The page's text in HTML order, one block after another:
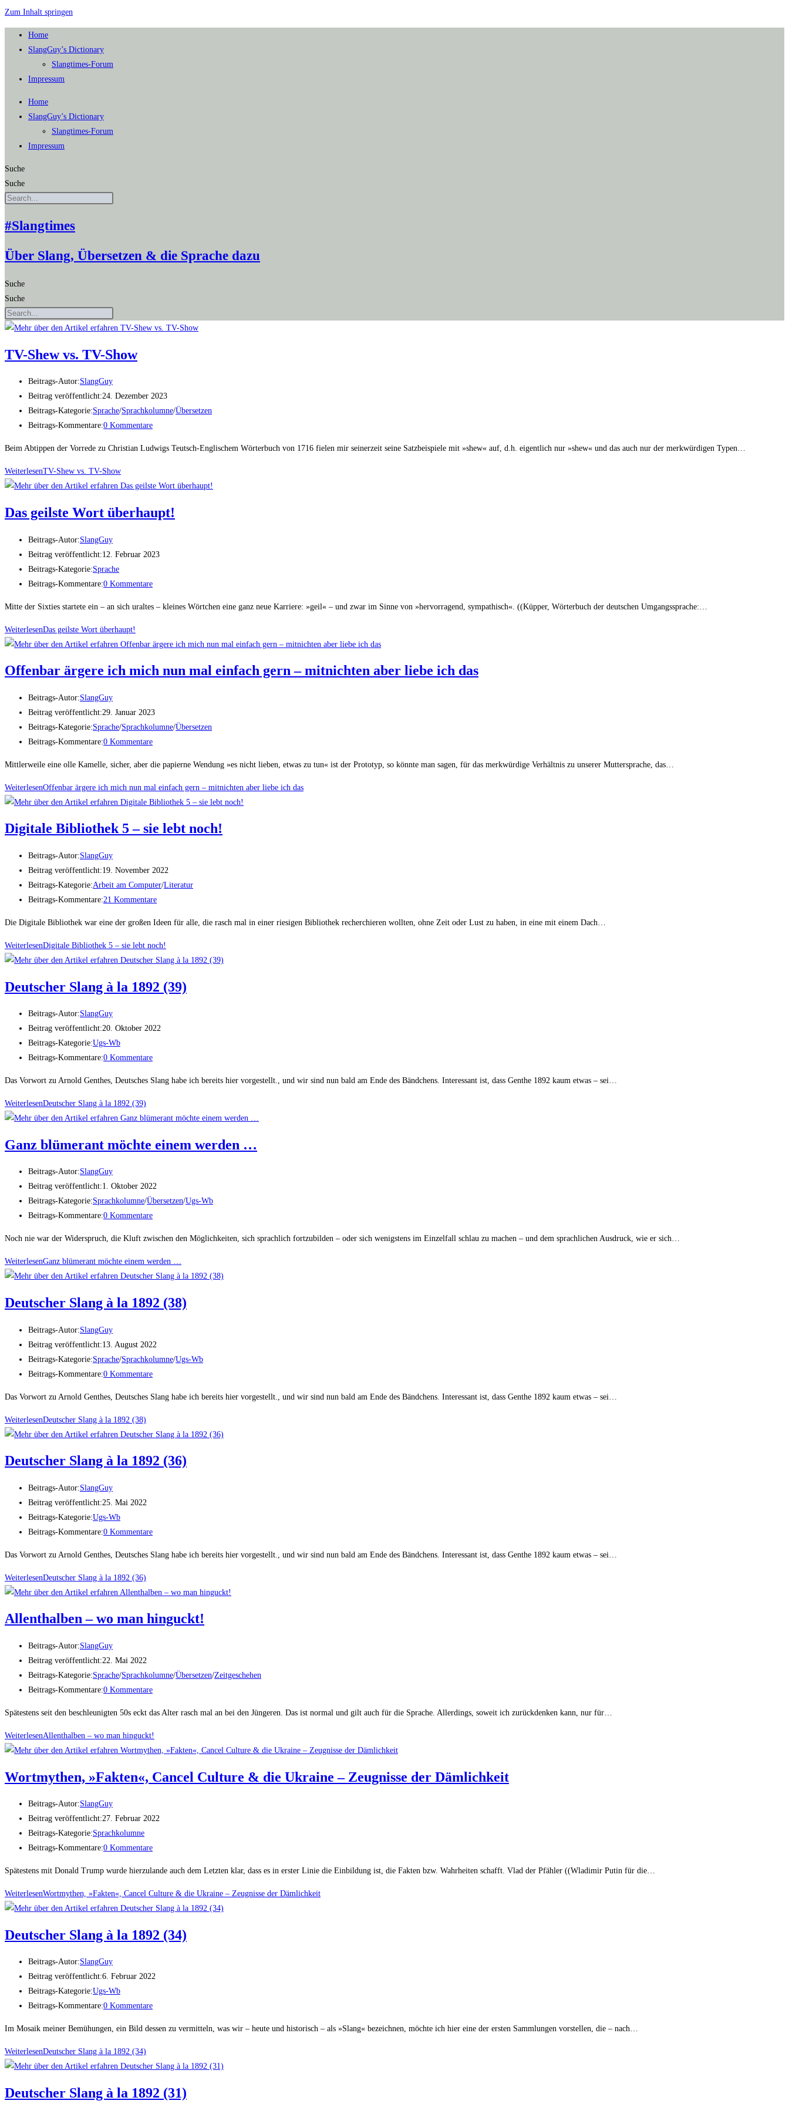
Zum Inhalt springen
Home
SlangGuy’s Dic­tion­a­ry
Slang­times-Forum
Impres­sum
Home
SlangGuy’s Dic­tion­a­ry
Slang­times-Forum
Impres­sum
Suche
Suche
#Slangtimes
Über Slang, Übersetzen & die Sprache dazu
Suche
Suche
TV-Shew vs. TV-Show
Beitrags-Autor:SlangGuy
Beitrag veröffentlicht:24. Dezember 2023
Beitrags-Kategorie:Sprache/Sprachkolumne/Übersetzen
Beitrags-Kommentare:0 Kommentare
Beim Abtippen der Vorrede zu Christian Ludwigs Teutsch-Englischem Wörterbuch von 1716 fielen mir seinerzeit seine Satzbeispiele mit »shew« auf, d.h. eigentlich nur »shew« und das auch nur der merkwürdigen Typen…
WeiterlesenTV-Shew vs. TV-Show
Das geils­te Wort überhaupt!
Beitrags-Autor:SlangGuy
Beitrag veröffentlicht:12. Februar 2023
Beitrags-Kategorie:Sprache
Beitrags-Kommentare:0 Kommentare
Mitte der Sixties startete ein – an sich uraltes – kleines Wörtchen eine ganz neue Karriere: »geil« – und zwar im Sinne von »hervorragend, sympathisch«. ((Küpper, Wörterbuch der deutschen Umgangssprache:…
WeiterlesenDas geils­te Wort überhaupt!
Offen­bar ärge­re ich mich nun mal ein­fach gern – mit­nich­ten aber lie­be ich das
Beitrags-Autor:SlangGuy
Beitrag veröffentlicht:29. Januar 2023
Beitrags-Kategorie:Sprache/Sprachkolumne/Übersetzen
Beitrags-Kommentare:0 Kommentare
Mittlerweile eine olle Kamelle, sicher, aber die papierne Wendung »es nicht lieben, etwas zu tun« ist der Prototyp, so könnte man sagen, für das merkwürdige Verhältnis zu unserer Muttersprache, das…
WeiterlesenOffen­bar ärge­re ich mich nun mal ein­fach gern – mit­nich­ten aber lie­be ich das
Digi­ta­le Biblio­thek 5 – sie lebt noch!
Beitrags-Autor:SlangGuy
Beitrag veröffentlicht:19. November 2022
Beitrags-Kategorie:Arbeit am Computer/Literatur
Beitrags-Kommentare:21 Kommentare
Die Digitale Bibliothek war eine der großen Ideen für alle, die rasch mal in einer riesigen Bibliothek recherchieren wollten, ohne Zeit oder Lust zu haben, in eine mit einem Dach…
WeiterlesenDigi­ta­le Biblio­thek 5 – sie lebt noch!
Deut­scher Slang à la 1892 (39)
Beitrags-Autor:SlangGuy
Beitrag veröffentlicht:20. Oktober 2022
Beitrags-Kategorie:Ugs-Wb
Beitrags-Kommentare:0 Kommentare
Das Vorwort zu Arnold Genthes, Deutsches Slang habe ich bereits hier vorgestellt., und wir sind nun bald am Ende des Bändchens. Interessant ist, dass Genthe 1892 kaum etwas – sei…
WeiterlesenDeut­scher Slang à la 1892 (39)
Ganz blü­mer­ant möch­te einem werden …
Beitrags-Autor:SlangGuy
Beitrag veröffentlicht:1. Oktober 2022
Beitrags-Kategorie:Sprachkolumne/Übersetzen/Ugs-Wb
Beitrags-Kommentare:0 Kommentare
Noch nie war der Widerspruch, die Kluft zwischen den Möglichkeiten, sich sprachlich fortzubilden – oder sich wenigstens im Einzelfall schlau zu machen – und dem sprachlichen Ausdruck, wie er sich…
WeiterlesenGanz blü­mer­ant möch­te einem werden …
Deut­scher Slang à la 1892 (38)
Beitrags-Autor:SlangGuy
Beitrag veröffentlicht:13. August 2022
Beitrags-Kategorie:Sprache/Sprachkolumne/Ugs-Wb
Beitrags-Kommentare:0 Kommentare
Das Vorwort zu Arnold Genthes, Deutsches Slang habe ich bereits hier vorgestellt., und wir sind nun bald am Ende des Bändchens. Interessant ist, dass Genthe 1892 kaum etwas – sei…
WeiterlesenDeut­scher Slang à la 1892 (38)
Deut­scher Slang à la 1892 (36)
Beitrags-Autor:SlangGuy
Beitrag veröffentlicht:25. Mai 2022
Beitrags-Kategorie:Ugs-Wb
Beitrags-Kommentare:0 Kommentare
Das Vorwort zu Arnold Genthes, Deutsches Slang habe ich bereits hier vorgestellt., und wir sind nun bald am Ende des Bändchens. Interessant ist, dass Genthe 1892 kaum etwas – sei…
WeiterlesenDeut­scher Slang à la 1892 (36)
Allent­hal­ben – wo man hinguckt!
Beitrags-Autor:SlangGuy
Beitrag veröffentlicht:22. Mai 2022
Beitrags-Kategorie:Sprache/Sprachkolumne/Übersetzen/Zeitgeschehen
Beitrags-Kommentare:0 Kommentare
Spätestens seit den beschleunigten 50s eckt das Alter rasch mal an bei den Jüngeren. Das ist normal und gilt auch für die Sprache. Allerdings, soweit ich zurückdenken kann, nur für…
WeiterlesenAllent­hal­ben – wo man hinguckt!
Wort­my­then, »Fak­ten«, Can­cel Cul­tu­re & die Ukrai­ne – Zeug­nis­se der Dämlichkeit
Beitrags-Autor:SlangGuy
Beitrag veröffentlicht:27. Februar 2022
Beitrags-Kategorie:Sprachkolumne
Beitrags-Kommentare:0 Kommentare
Spätestens mit Donald Trump wurde hierzulande auch dem Letzten klar, dass es in erster Linie die Einbildung ist, die Fakten bzw. Wahrheiten schafft. Vlad der Pfähler ((Wladimir Putin für die…
WeiterlesenWort­my­then, »Fak­ten«, Can­cel Cul­tu­re & die Ukrai­ne – Zeug­nis­se der Dämlichkeit
Deut­scher Slang à la 1892 (34)
Beitrags-Autor:SlangGuy
Beitrag veröffentlicht:6. Februar 2022
Beitrags-Kategorie:Ugs-Wb
Beitrags-Kommentare:0 Kommentare
Im Mosaik meiner Bemühungen, ein Bild dessen zu vermitteln, was wir – heute und historisch – als »Slang« bezeichnen, möchte ich hier eine der ersten Sammlungen vorstellen, die – nach…
WeiterlesenDeut­scher Slang à la 1892 (34)
Deut­scher Slang à la 1892 (31)